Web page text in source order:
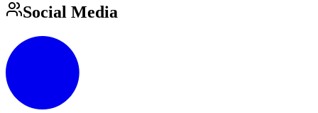
Social Media